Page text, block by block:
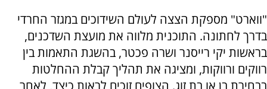
"ווארט" מספקת הצצה לעולם השידוכים במגזר החרדי
בדרך לחתונה. התוכנית מלווה את מועצת השדכנים,
בראשות יקי רייסנר ושרה פכטר, בהשגת התאמות בין
רווקים ורווקות, ומציגה את תהליך קבלת ההחלטות